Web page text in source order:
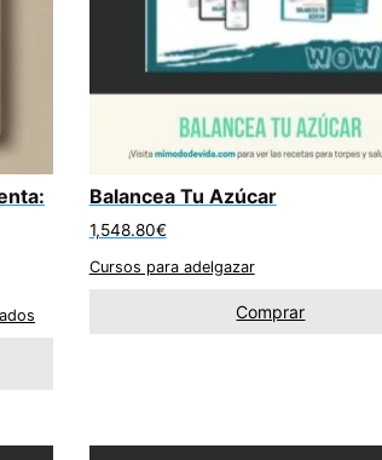
Balancea Tu Azúcar
1,548.80€
Cursos para adelgazar
Comprar